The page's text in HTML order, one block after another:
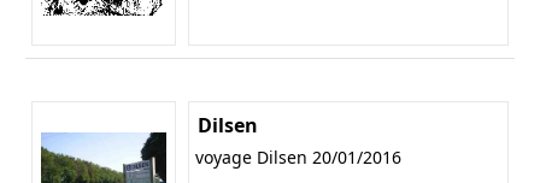
Dilsen
voyage Dilsen 20/01/2016